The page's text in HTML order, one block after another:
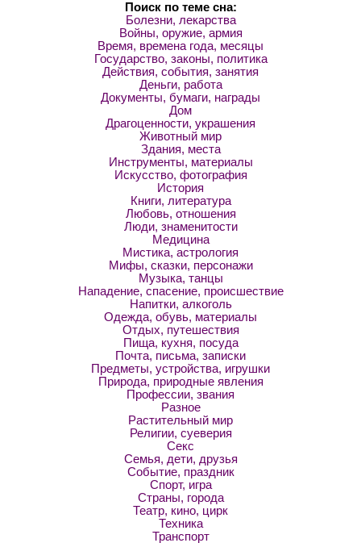
Поиск по теме сна:
Болезни, лекарства
Войны, оружие, армия
Время, времена года, месяцы
Государство, законы, политика
Действия, события, занятия
Деньги, работа
Документы, бумаги, награды
Дом
Драгоценности, украшения
Животный мир
Здания, места
Инструменты, материалы
Искусство, фотография
История
Книги, литература
Любовь, отношения
Люди, знаменитости
Медицина
Мистика, астрология
Мифы, сказки, персонажи
Музыка, танцы
Нападение, спасение, происшествие
Напитки, алкоголь
Одежда, обувь, материалы
Отдых, путешествия
Пища, кухня, посуда
Почта, письма, записки
Предметы, устройства, игрушки
Природа, природные явления
Профессии, звания
Разное
Растительный мир
Религии, суеверия
Секс
Семья, дети, друзья
Событие, праздник
Спорт, игра
Страны, города
Театр, кино, цирк
Техника
Транспорт